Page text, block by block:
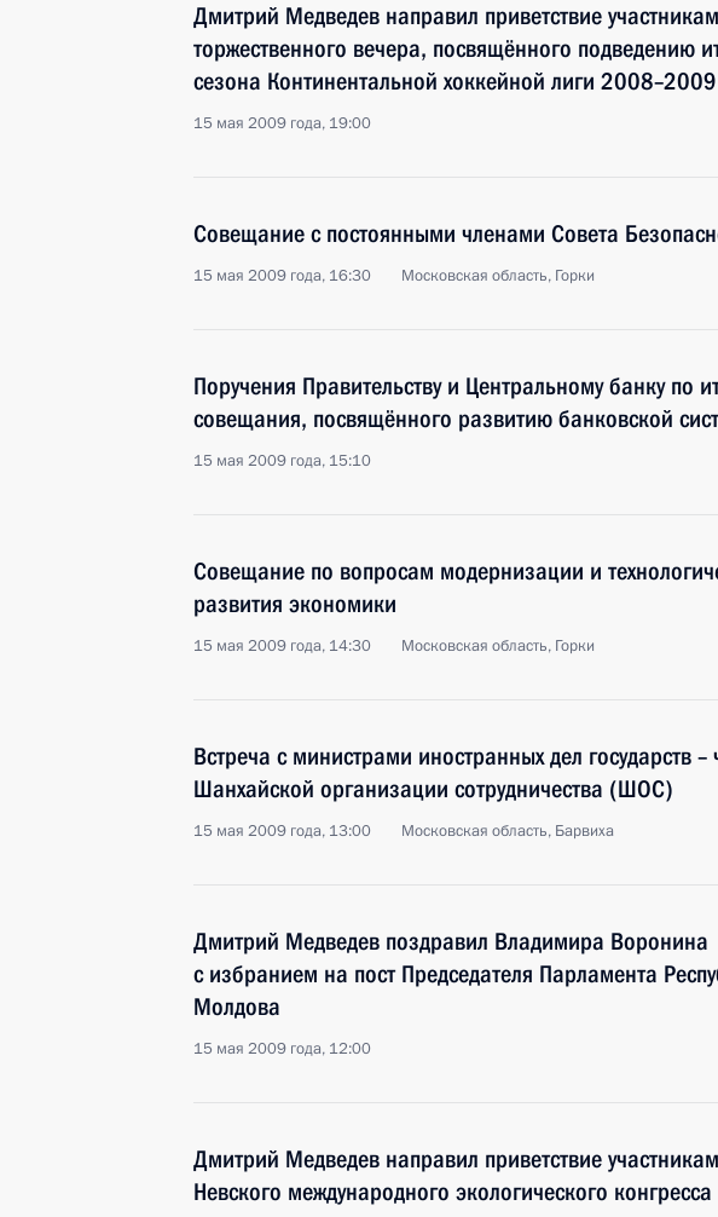
Дмитрий Медведев направил приветствие участникам
торжественного вечера, посвящённого подведению
сезона Континентальной хоккейной лиги
15 мая 2009 года, 19:00
Совещание с постоянными членами Совета
15 мая 2009 года, 16:30 Московская область, Горки
Поручения Правительству и Центральному банку по
совещания, посвящённого развитию банковской
15 мая 2009 года, 15:10
Совещание по вопросам модернизации и
развития экономики
15 мая 2009 года, 14:30 Московская область, Горки
Встреча с министрами иностранных дел государств –
Шанхайской организации сотрудничества (ШОС)
15 мая 2009 года, 13:00 Московская область, Барвиха
Дмитрий Медведев поздравил Владимира Воронина
с избранием на пост Председателя Парламента
Молдова
15 мая 2009 года, 12:00
Дмитрий Медведев направил приветствие
Невского международного экологического конгресса